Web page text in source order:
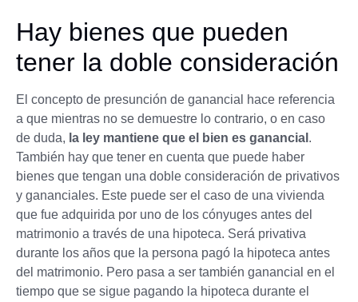
Hay bienes que pueden
tener la doble consideración
El concepto de presunción de ganancial hace referencia
a que mientras no se demuestre lo contrario, o en caso
de duda, la ley mantiene que el bien es ganancial .
También hay que tener en cuenta que puede haber
bienes que tengan una doble consideración de privativos
y gananciales. Este puede ser el caso de una vivienda
que fue adquirida por uno de los cónyuges antes del
matrimonio a través de una hipoteca. Será privativa
durante los años que la persona pagó la hipoteca antes
del matrimonio. Pero pasa a ser también ganancial en el
tiempo que se sigue pagando la hipoteca durante el